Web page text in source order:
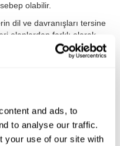
and ads, to
to analyse our traffic.
your use of our site with
olabilir.
dil ve davranışları tersine
olanlardan farklı olarak
ve pek
akıcı ve
zayıf ketleme
gibi hastalıkların da temel
de bilişsel ketlemeye yol
çocuğun dürtüsel